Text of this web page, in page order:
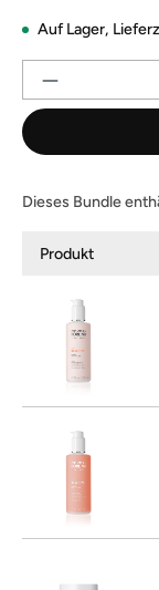
Auf Lager,
Dieses Bundle
Produkt